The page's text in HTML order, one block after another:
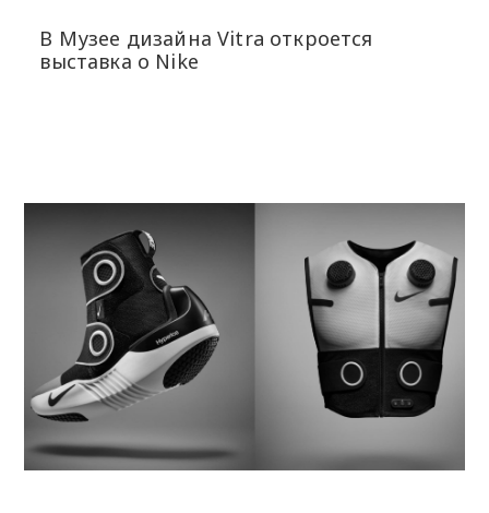
В Музее дизайна Vitra откроется
выставка о Nike